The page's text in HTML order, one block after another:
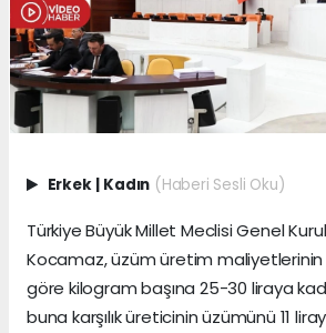
Erkek Kadın (Haberi Sesli Oku)
Türkiye Büyük Millet Meclisi Genel
Kocamaz, üzüm üretim
göre kilogram başına 25-30 liraya
buna karşılık üreticinin üzümünü 11